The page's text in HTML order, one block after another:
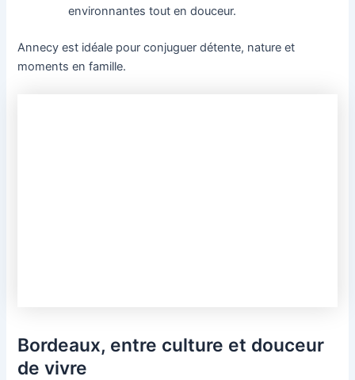
environnantes tout en douceur.
Annecy est idéale pour conjuguer détente, nature et
moments en famille.
Bordeaux, entre culture et douceur
de vivre